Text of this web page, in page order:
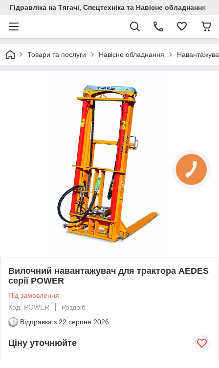
Гідравліка на Тягачі, Спецтехніка та Навісне обладнання
Товари та послуги Навісне обладнання
Вилочний навантажувач для трактора AEDES
серії POWER
Під замовлення
Код: POWER
Роздріб
Відправка з 22 серпня 2026
Ціну уточнюйте